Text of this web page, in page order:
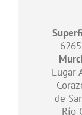
Lugar
de
Río